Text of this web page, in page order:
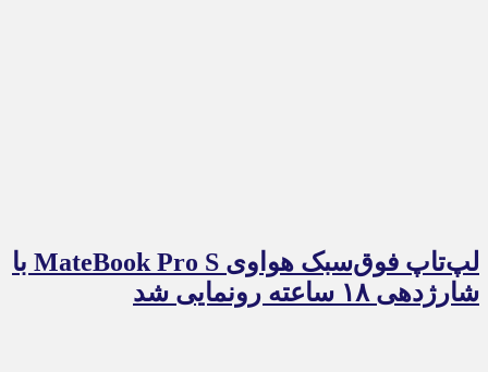
لپ‌تاپ فوق‌سبک هواوی MateBook Pro S با
شارژدهی ۱۸ ساعته رونمایی شد